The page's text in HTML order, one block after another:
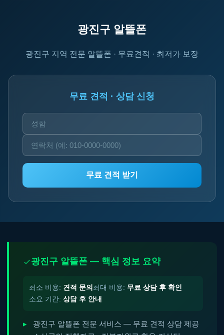
광진구 알뜰폰
광진구 지역 전문 알뜰폰 · 무료견적 · 최저가 보장
무료 견적 · 상담 신청
무료 견적 받기
광진구 알뜰폰 — 핵심 정보 요약
최소 비용: 견적 문의 최대 비용: 무료 상담 후 확인
소요 기간: 상담 후 안내
광진구 알뜰폰 전문 서비스 — 무료 견적 상담 제공